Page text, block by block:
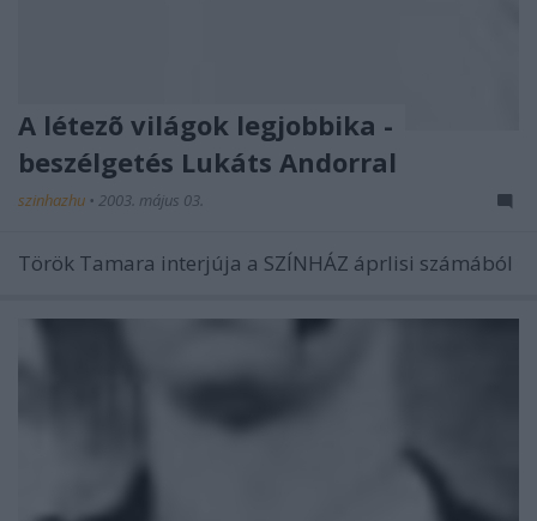
A létezõ világok legjobbika -
beszélgetés Lukáts Andorral
szinhazhu • 2003. május 03.
Török Tamara interjúja a SZÍNHÁZ áprlisi számából